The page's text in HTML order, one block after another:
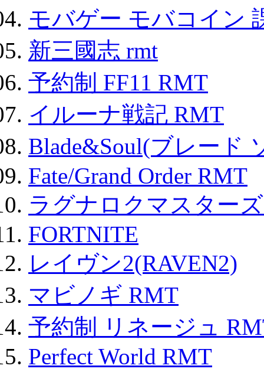
モバゲー モバコイン
新三國志 rmt
予約制 FF11 RMT
イルーナ戦記 RMT
Blade&Soul(ブレード
Fate/Grand Order RMT
ラグナロクマスター
FORTNITE
レイヴン2(RAVEN2)
マビノギ RMT
予約制 リネージュ
Perfect World RMT